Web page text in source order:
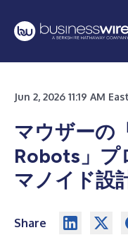
Jun 2, 2026 11:19 AM
マウザーの
Robots」プ
マノイド設
Share